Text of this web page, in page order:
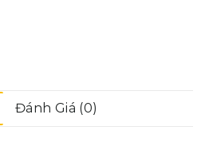
Đánh Giá (0)